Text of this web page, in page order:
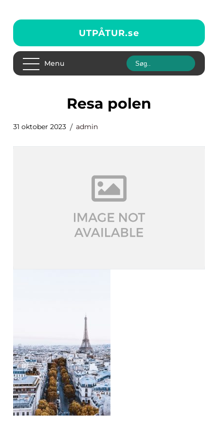
UTPÅTUR.se
Menu
resa polen
31 oktober 2023 admin